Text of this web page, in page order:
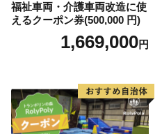
福祉車両・介護車両改造に使
えるクーポン券(500,000 円)
1,669,000円